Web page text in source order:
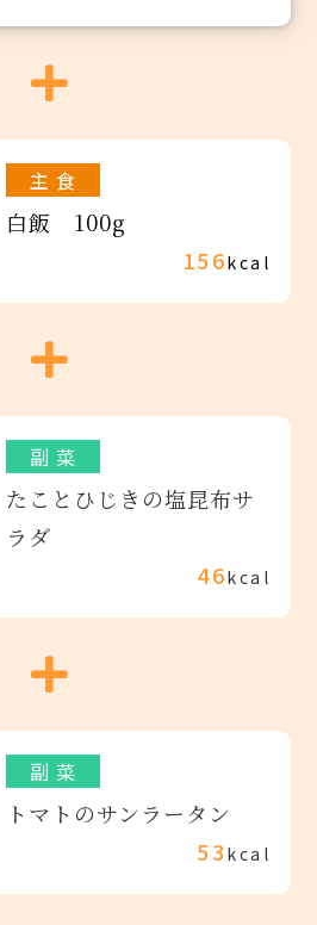
主 食
白飯 100g
156kcal
副 菜
たことひじきの塩昆布サ
ラダ
46kcal
副 菜
トマトのサンラータン
53 kcal